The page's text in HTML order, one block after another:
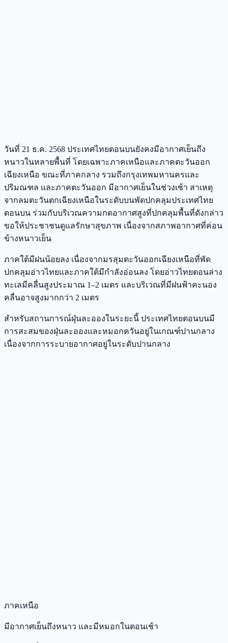
วันที่ 21 ธ.ค. 2568 ประเทศไทยตอนบนยังคงมีอากาศเย็นถึง
หนาวในหลายพื้นที่ โดยเฉพาะภาคเหนือและภาคตะวันออก
เฉียงเหนือ ขณะที่ภาคกลาง รวมถึงกรุงเทพมหานครและ
ปริมณฑล และภาคตะวันออก มีอากาศเย็นในช่วงเช้า สาเหตุ
จากลมตะวันตกเฉียงเหนือในระดับบนพัดปกคลุมประเทศไทย
ตอนบน ร่วมกับบริเวณความกดอากาศสูงที่ปกคลุมพื้นที่ดังกล่าว
ขอให้ประชาชนดูแลรักษาสุขภาพ เนื่องจากสภาพอากาศที่ค่อน
ข้างหนาวเย็น
ภาคใต้มีฝนน้อยลง เนื่องจากมรสุมตะวันออกเฉียงเหนือที่พัด
ปกคลุมอ่าวไทยและภาคใต้มีกำลังอ่อนลง โดยอ่าวไทยตอนล่าง
ทะเลมีคลื่นสูงประมาณ 1–2 เมตร และบริเวณที่มีฝนฟ้าคะนอง
คลื่นอาจสูงมากกว่า 2 เมตร
สำหรับสถานการณ์ฝุ่นละอองในระยะนี้ ประเทศไทยตอนบนมี
การสะสมของฝุ่นละอองและหมอกควันอยู่ในเกณฑ์ปานกลาง
เนื่องจากการระบายอากาศอยู่ในระดับปานกลาง
ภาคเหนือ
มีอากาศเย็นถึงหนาว และมีหมอกในตอนเช้า